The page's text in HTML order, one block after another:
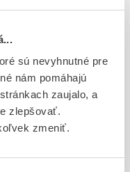
sú nevyhnutné pre
nám pomáhajú
zaujalo, a
zlepšovať.
zmeniť.